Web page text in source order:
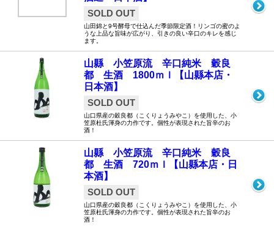
SOLD OUT
山田錦と9号酵母で仕込んだ季節限定酒！リンゴの蜜のよ
うな上品な旨味が広がり、引きの良い辛口のキレを感じ
ます。
山縣 小笠原流 辛口純米 穀良
都 生酒 1800ｍｌ【山縣本店・
日本酒】
SOLD OUT
山口県産の穀良都（こくりょうみやこ）を使用した、小
笠原杜氏渾身の力作です。個性が表現された旨辛のお
酒！
山縣 小笠原流 辛口純米 穀良
都 生酒 720ｍｌ【山縣本店・日
本酒】
SOLD OUT
山口県産の穀良都（こくりょうみやこ）を使用した、小
笠原杜氏渾身の力作です。個性が表現された旨辛のお
酒！